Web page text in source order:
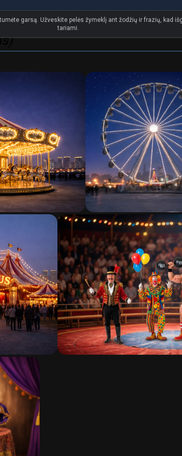
garsą. Užveskite pelės žymeklį ant žodžių ir frazių, kad
tariami.